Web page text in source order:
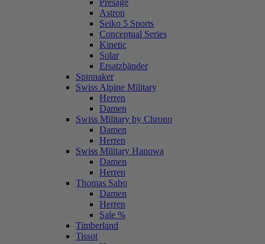
Presage
Astron
Seiko 5 Sports
Conceptual Series
Kinetic
Solar
Ersatzbänder
Spinnaker
Swiss Alpine Military
Herren
Damen
Swiss Military by Chrono
Damen
Herren
Swiss Military Hanowa
Damen
Herren
Thomas Sabo
Damen
Herren
Sale %
Timberland
Tissot